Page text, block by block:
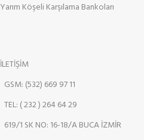
Yarım Köşeli Karşılama Bankoları
İLETİŞİM
GSM: (532) 669 97 11
TEL: ( 232 ) 264 64 29
619/1 SK NO: 16-18/A BUCA İZMİR